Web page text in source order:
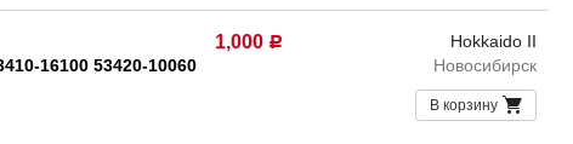
16100 53420-10060
1,000 Р
Hokkaido II
Новосибирск
В корзину